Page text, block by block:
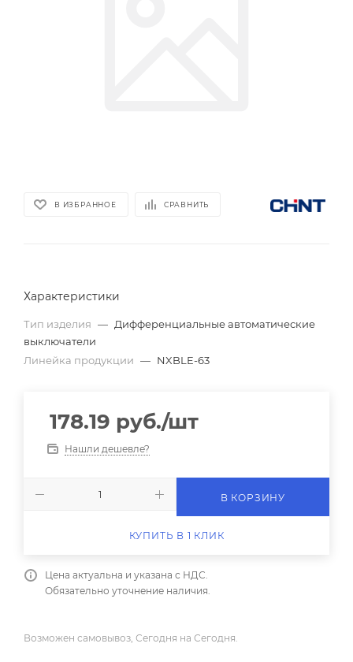
В ИЗБРАННОЕ СРАВНИТЬ
Характеристики
Тип изделия — Дифференциальные автоматические
выключатели
Линейка продукции — NXBLE-63
178.19 руб./шт
Нашли дешевле?
В КОРЗИНУ
КУПИТЬ В 1 КЛИК
Цена актуальна и указана с НДС.
Обязательно уточнение наличия.
Возможен самовывоз, Сегодня на Сегодня.